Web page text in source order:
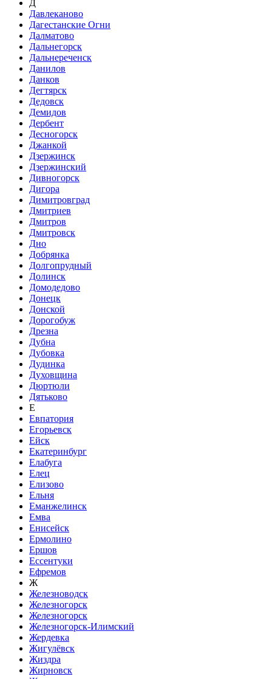
Д
Давлеканово
Дагестанские Огни
Далматово
Дальнегорск
Дальнереченск
Данилов
Данков
Дегтярск
Дедовск
Демидов
Дербент
Десногорск
Джанкой
Дзержинск
Дзержинский
Дивногорск
Дигора
Димитровград
Дмитриев
Дмитров
Дмитровск
Дно
Добрянка
Долгопрудный
Долинск
Домодедово
Донецк
Донской
Дорогобуж
Дрезна
Дубна
Дубовка
Дудинка
Духовщина
Дюртюли
Дятьково
Е
Евпатория
Егорьевск
Ейск
Екатеринбург
Елабуга
Елец
Елизово
Ельня
Еманжелинск
Емва
Енисейск
Ермолино
Ершов
Ессентуки
Ефремов
Ж
Железноводск
Железногорск
Железногорск
Железногорск-Илимский
Жердевка
Жигулёвск
Жиздра
Жирновск